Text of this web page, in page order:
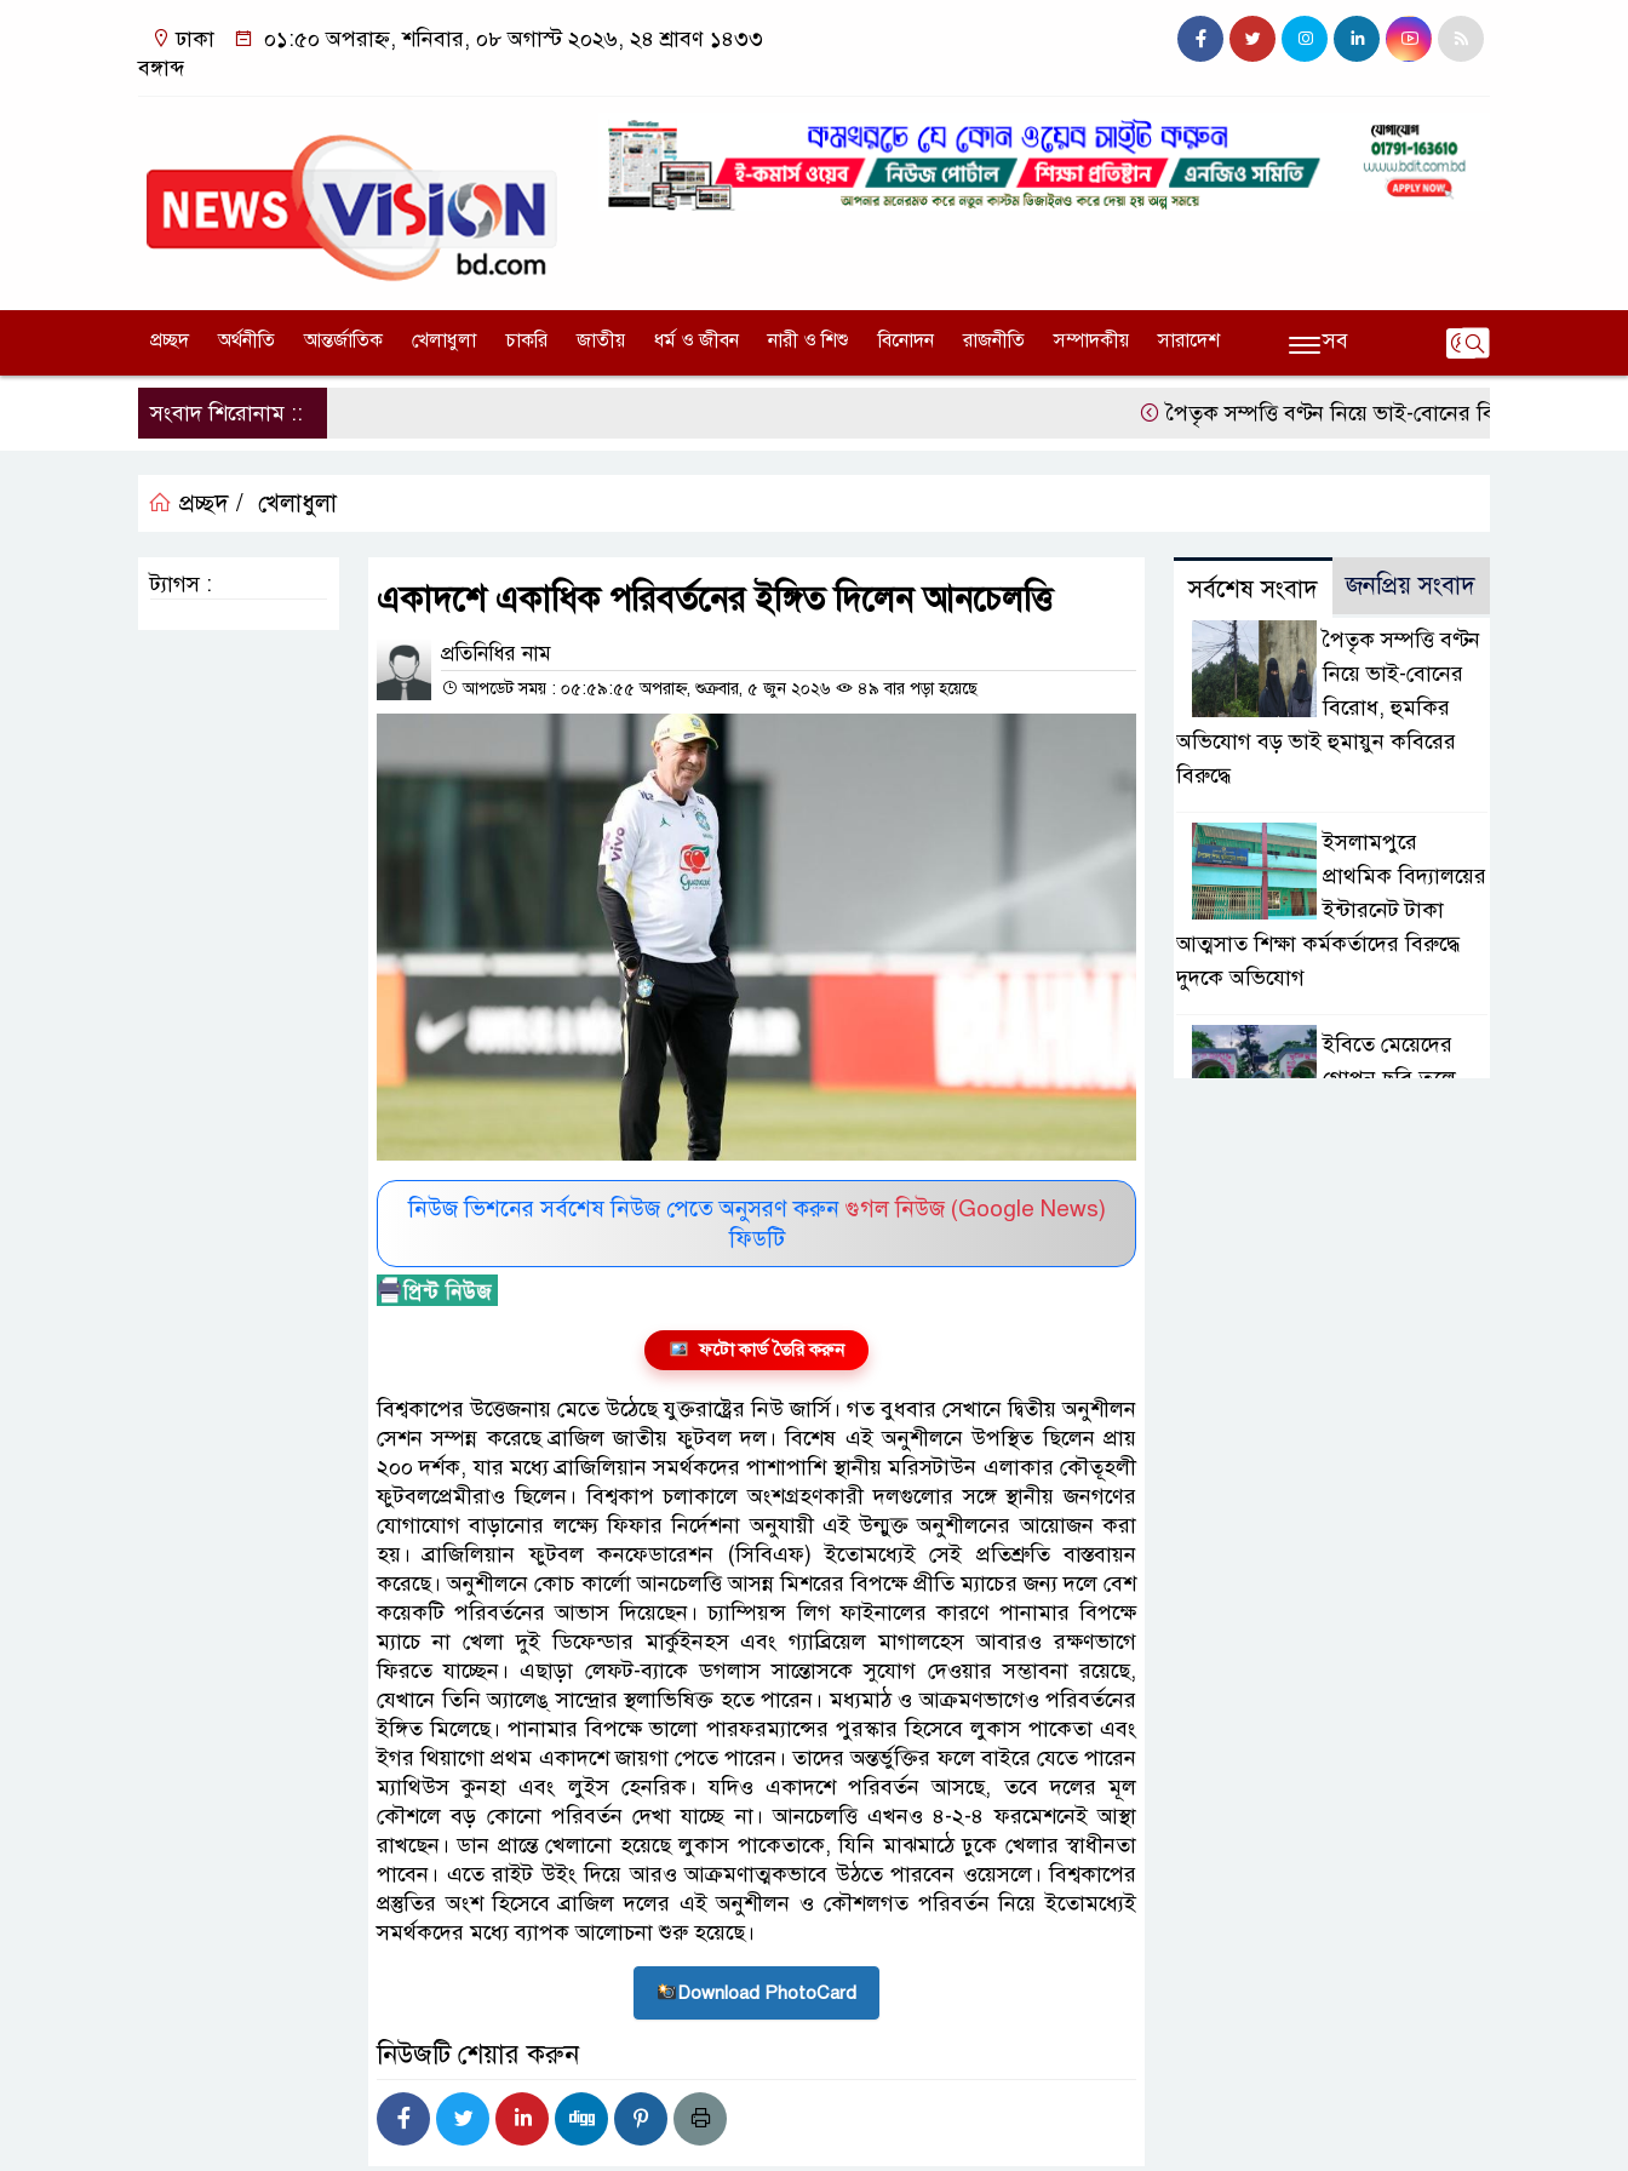
ঢাকা
০১:৫০ অপরাহ্ন, শনিবার, ০৮ অগাস্ট ২০২৬, ২৪ শ্রাবণ ১৪৩৩
বঙ্গাব্দ
প্রচ্ছদ অর্থনীতি আন্তর্জাতিক খেলাধুলা চাকরি জাতীয় ধর্ম ও জীবন নারী ও শিশু বিনোদন রাজনীতি সম্পাদকীয় সারাদেশ সব
সংবাদ শিরোনাম :: পৈতৃক সম্পত্তি বণ্টন নিয়ে ভাই-বোনের বিরোধ, হুমকির
প্রচ্ছদ / খেলাধুলা
একাদশে একাধিক পরিবর্তনের ইঙ্গিত দিলেন আনচেলত্তি
প্রতিনিধির নাম
আপডেট সময় : ০৫:৫৯:৫৫ অপরাহ্ন, শুক্রবার, ৫ জুন ২০২৬ ৪৯ বার পড়া হয়েছে
নিউজ ভিশনের সর্বশেষ নিউজ পেতে অনুসরণ করুন গুগল নিউজ (Google News)
ফিডটি
ফটো কার্ড তৈরি করুন
বিশ্বকাপের উত্তেজনায় মেতে উঠেছে যুক্তরাষ্ট্রের নিউ জার্সি। গত বুধবার সেখানে দ্বিতীয় অনুশীলন
সেশন সম্পন্ন করেছে ব্রাজিল জাতীয় ফুটবল দল। বিশেষ এই অনুশীলনে উপস্থিত ছিলেন প্রায়
২০০ দর্শক, যার মধ্যে ব্রাজিলিয়ান সমর্থকদের পাশাপাশি স্থানীয় মরিসটাউন এলাকার কৌতূহলী
ফুটবলপ্রেমীরাও ছিলেন। বিশ্বকাপ চলাকালে অংশগ্রহণকারী দলগুলোর সঙ্গে স্থানীয় জনগণের
যোগাযোগ বাড়ানোর লক্ষ্যে ফিফার নির্দেশনা অনুযায়ী এই উন্মুক্ত অনুশীলনের আয়োজন করা
হয়। ব্রাজিলিয়ান ফুটবল কনফেডারেশন (সিবিএফ) ইতোমধ্যেই সেই প্রতিশ্রুতি বাস্তবায়ন
করেছে। অনুশীলনে কোচ কার্লো আনচেলত্তি আসন্ন মিশরের বিপক্ষে প্রীতি ম্যাচের জন্য দলে বেশ
কয়েকটি পরিবর্তনের আভাস দিয়েছেন। চ্যাম্পিয়ন্স লিগ ফাইনালের কারণে পানামার বিপক্ষে
ম্যাচে না খেলা দুই ডিফেন্ডার মার্কুইনহস এবং গ্যাব্রিয়েল মাগালহেস আবারও রক্ষণভাগে
ফিরতে যাচ্ছেন। এছাড়া লেফট-ব্যাকে ডগলাস সান্তোসকে সুযোগ দেওয়ার সম্ভাবনা রয়েছে,
যেখানে তিনি অ্যালেঙ্ সান্দ্রোর স্থলাভিষিক্ত হতে পারেন। মধ্যমাঠ ও আক্রমণভাগেও পরিবর্তনের
ইঙ্গিত মিলেছে। পানামার বিপক্ষে ভালো পারফরম্যান্সের পুরস্কার হিসেবে লুকাস পাকেতা এবং
ইগর থিয়াগো প্রথম একাদশে জায়গা পেতে পারেন। তাদের অন্তর্ভুক্তির ফলে বাইরে যেতে পারেন
ম্যাথিউস কুনহা এবং লুইস হেনরিক। যদিও একাদশে পরিবর্তন আসছে, তবে দলের মূল
কৌশলে বড় কোনো পরিবর্তন দেখা যাচ্ছে না। আনচেলত্তি এখনও ৪-২-৪ ফরমেশনেই আস্থা
রাখছেন। ডান প্রান্তে খেলানো হয়েছে লুকাস পাকেতাকে, যিনি মাঝমাঠে ঢ়ুকে খেলার স্বাধীনতা
পাবেন। এতে রাইট উইং দিয়ে আরও আক্রমণাত্মকভাবে উঠতে পারবেন ওয়েসলে। বিশ্বকাপের
প্রস্তুতির অংশ হিসেবে ব্রাজিল দলের এই অনুশীলন ও কৌশলগত পরিবর্তন নিয়ে ইতোমধ্যেই
সমর্থকদের মধ্যে ব্যাপক আলোচনা শুরু হয়েছে।
Download PhotoCard
নিউজটি শেয়ার করুন
ট্যাগস : সর্বশেষ সংবাদ জনপ্রিয় সংবাদ
পৈতৃক সম্পত্তি বণ্টন
নিয়ে ভাই-বোনের
বিরোধ, হুমকির
অভিযোগ বড় ভাই হুমায়ুন কবিরের
বিরুদ্ধে
​ইসলামপুরে
প্রাথমিক বিদ্যালয়ের
ইন্টারনেট টাকা
আত্মসাত শিক্ষা কর্মকর্তাদের বিরুদ্ধে
দুদকে অভিযোগ
ইবিতে মেয়েদের
গোপন ছবি তুলে